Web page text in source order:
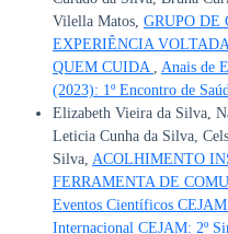
Vilella Matos, GRUPO DE
EXPERIÊNCIA
QUEM CUIDA
Anais de
(2023): 1º Encontro de
Elizabeth Vieira da Silva,
Leticia Cunha da Silva,
Silva, ACOLHIMENTO
FERRAMENTA DE
Eventos Científicos
Internacional CEJAM: 2º